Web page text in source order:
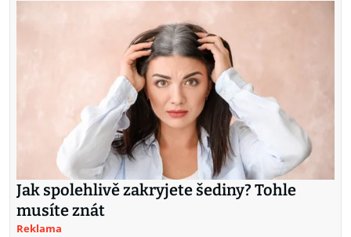
Jak spolehlivě zakryjete šediny? Tohle
musíte znát
Reklama